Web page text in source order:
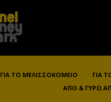
ΓΙΑ ΤΟ ΜΕΛΙΣΣΟΚΟΜΕΊΟ ΓΙΑ
ΑΠΌ & ΓΎΡΩ